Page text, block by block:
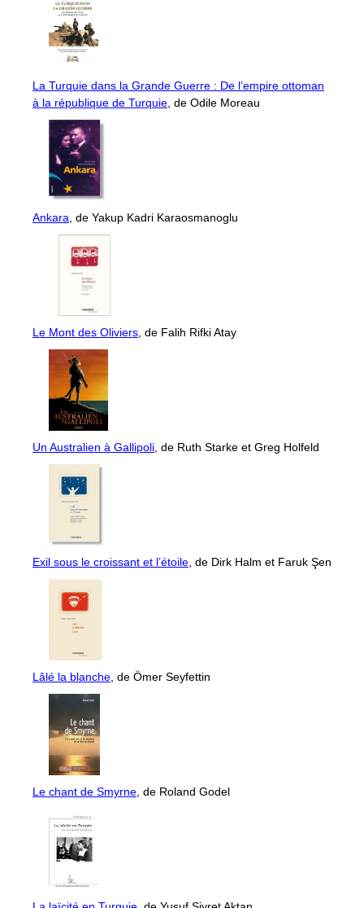
La Turquie dans la Grande Guerre : De l’empire ottoman
à la république de Turquie , de Odile Moreau
Ankara , de Yakup Kadri Karaosmanoglu
Le Mont des Oliviers , de Falih Rifki Atay
Un Australien à Gallipoli , de Ruth Starke et Greg Holfeld
Exil sous le croissant et l’étoile , de Dirk Halm et Faruk Şen
Lâlé la blanche , de Ömer Seyfettin
Le chant de Smyrne , de Roland Godel